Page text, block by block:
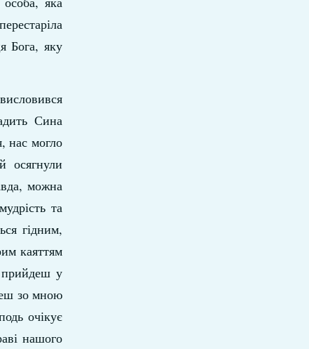
Бога, яку
Сина
нас могло
осягнули
можна
та
гідним,
каяттям
прийдеш у
зо мною
очікує
нашого